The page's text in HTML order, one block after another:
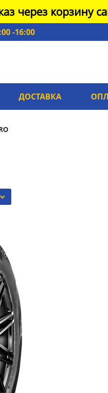
через корзину
-16:00
ДОСТАВКА